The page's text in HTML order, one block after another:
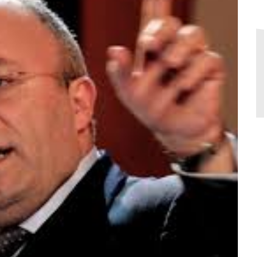
DEL FOTOVOLTAICO "PLUG & PLAY" CHE STA